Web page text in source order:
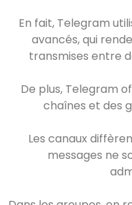
En fait, Telegram
avancés, qui
transmises entre
De plus, Telegram
chaînes et des
Les canaux
messages ne